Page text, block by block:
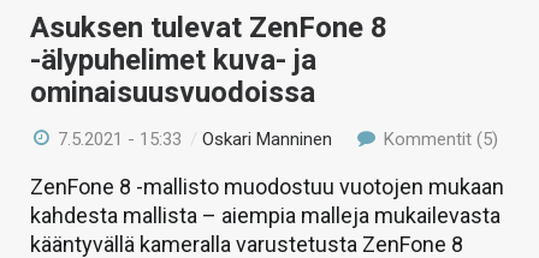
Asuksen tulevat ZenFone 8
-älypuhelimet kuva- ja
ominaisuusvuodoissa
7.5.2021 - 15:33 /Oskari Manninen Kommentit (5)
ZenFone 8 -mallisto muodostuu vuotojen mukaan
kahdesta mallista – aiempia malleja mukailevasta
kääntyvällä kameralla varustetusta ZenFone 8